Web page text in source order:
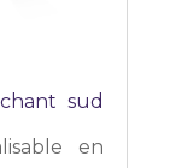
sud
en